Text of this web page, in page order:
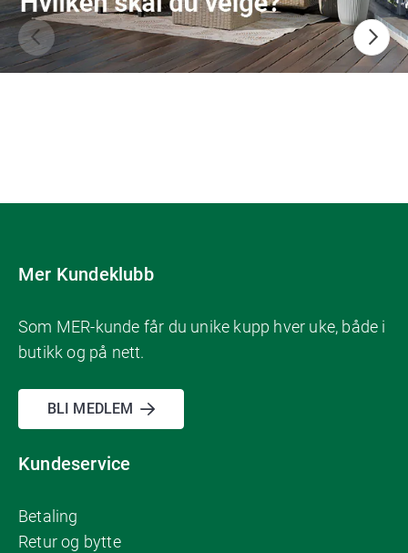
Mer Kundeklubb
Som MER-kunde får du unike kupp hver uke, både i
butikk og på nett.
BLI MEDLEM
Kundeservice
Betaling
Retur og bytte